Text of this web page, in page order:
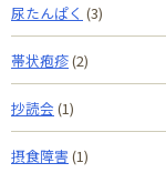
尿たんぱく (3)
帯状疱疹(2)
抄読会 (1)
摂食障害 (1)